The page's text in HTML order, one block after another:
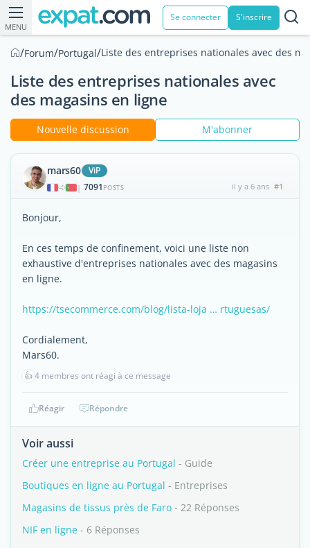
MENU
Se connecter S'inscrire
/Forum/Portugal/Liste des entreprises nationales avec des
Liste des entreprises nationales avec
des magasins en ligne
Nouvelle discussion M'abonner
mars60 ViP
| 7091 POSTS il y a 6 ans #1
Bonjour,
En ces temps de confinement, voici une liste non
exhaustive d'entreprises nationales avec des magasins
en ligne.
https://tsecommerce.com/blog/lista-loja … rtuguesas/
Cordialement,
Mars60.
👍4 membres ont réagi à ce message
Réagir Répondre
Voir aussi
Créer une entreprise au Portugal - Guide
Boutiques en ligne au Portugal - Entreprises
Magasins de tissus près de Faro - 22 Réponses
NIF en ligne - 6 Réponses